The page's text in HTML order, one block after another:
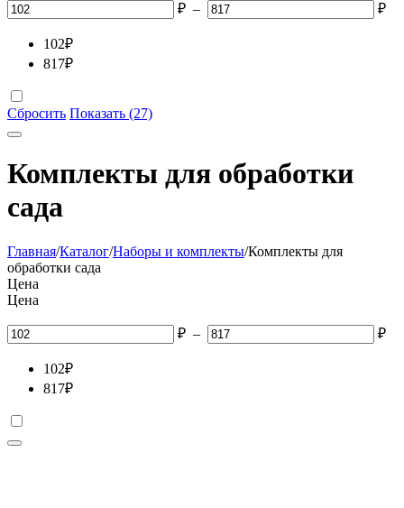
₽ – ₽
102₽
817₽
Сбросить Показать (27)
Комплекты для обработки
сада
Главная/Каталог/Наборы и комплекты/Комплекты для
обработки сада
Цена
Цена
₽ – ₽
102₽
817₽